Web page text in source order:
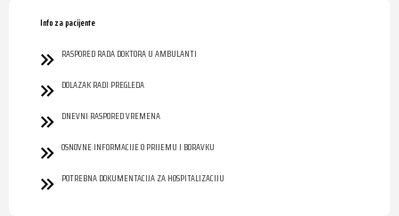
Info za pacijente
RASPORED RADA DOKTORA U AMBULANTI
DOLAZAK RADI PREGLEDA
DNEVNI RASPORED VREMENA
OSNOVNE INFORMACIJE O PRIJEMU I BORAVKU
POTREBNA DOKUMENTACIJA ZA HOSPITALIZACIJU